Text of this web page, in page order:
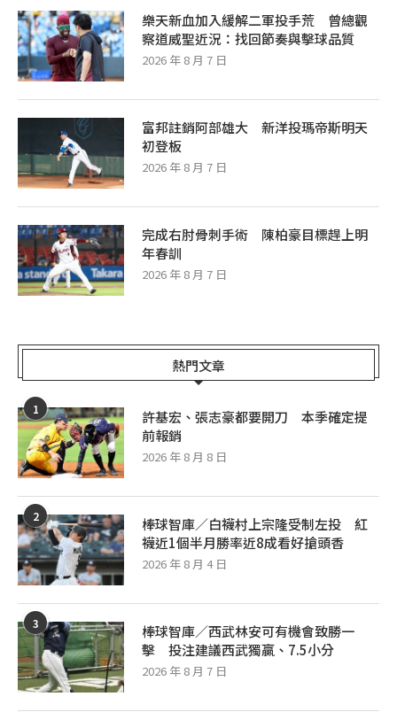
樂天新血加入緩解二軍投手荒 曾總觀
察道威聖近況：找回節奏與擊球品質
2026 年 8 月 7 日
富邦註銷阿部雄大 新洋投瑪帝斯明天
初登板
2026 年 8 月 7 日
完成右肘骨刺手術 陳柏豪目標趕上明
年春訓
2026 年 8 月 7 日
熱門文章
1
許基宏、張志豪都要開刀 本季確定提
前報銷
2026 年 8 月 8 日
2
棒球智庫／白襪村上宗隆受制左投 紅
襪近1個半月勝率近8成看好搶頭香
2026 年 8 月 4 日
3
棒球智庫／西武林安可有機會致勝一
擊 投注建議西武獨贏、7.5小分
2026 年 8 月 7 日